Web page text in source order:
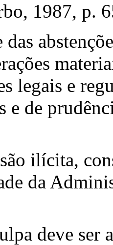
1987, p.
legais e
e de
ilícita,
da
deve ser